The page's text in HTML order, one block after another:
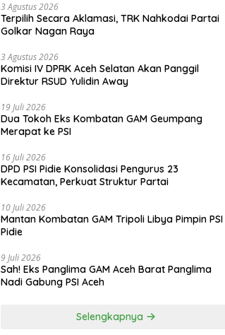
3 Agustus 2026
Terpilih Secara Aklamasi, TRK Nahkodai Partai
Golkar Nagan Raya
3 Agustus 2026
Komisi IV DPRK Aceh Selatan Akan Panggil
Direktur RSUD Yulidin Away
19 Juli 2026
Dua Tokoh Eks Kombatan GAM Geumpang
Merapat ke PSI
16 Juli 2026
DPD PSI Pidie Konsolidasi Pengurus 23
Kecamatan, Perkuat Struktur Partai
10 Juli 2026
Mantan Kombatan GAM Tripoli Libya Pimpin PSI
Pidie
9 Juli 2026
Sah! Eks Panglima GAM Aceh Barat Panglima
Nadi Gabung PSI Aceh
Selengkapnya